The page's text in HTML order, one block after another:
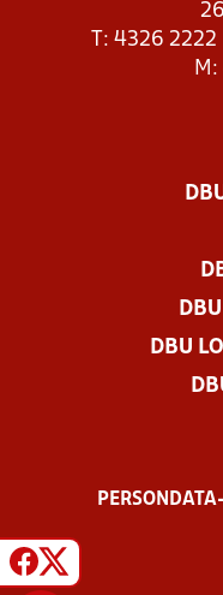
T: 4326
M:
DBU